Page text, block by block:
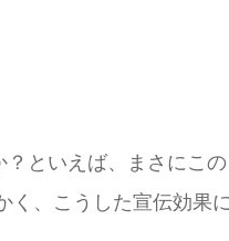
といえば、まさにこ
、こうした宣伝効果